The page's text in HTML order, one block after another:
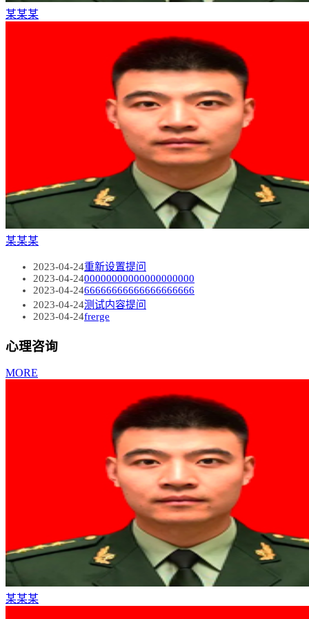
某某某
某某某
2023-04-24重新设置提问
2023-04-2400000000000000000000
2023-04-2466666666666666666666
2023-04-24测试内容提问
2023-04-24frerge
心理咨询
MORE
某某某